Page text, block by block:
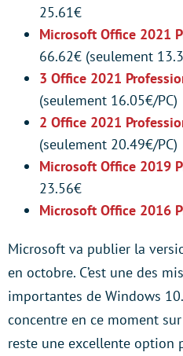
25.61€
Microsoft Office 2021
66.62€ (seulement
3 Office 2021
(seulement 16.05€/PC)
2 Office 2021
(seulement 20.49€/PC)
Microsoft Office 2019
23.56€
Microsoft Office 2016
Microsoft va publier la
en octobre. C’est une des
importantes de Windows
concentre en ce moment
reste une excellente option